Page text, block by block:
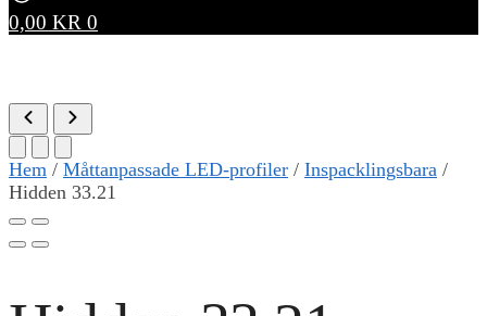
0,00 KR 0
Hem / Måttanpassade LED-profiler / Inspacklingsbara /
Hidden 33.21